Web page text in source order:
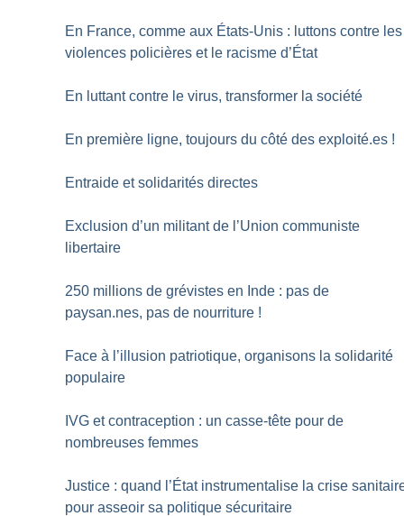
En France, comme aux États-Unis : luttons contre les
violences policières et le racisme d’État
En luttant contre le virus, transformer la société
En première ligne, toujours du côté des exploité.es !
Entraide et solidarités directes
Exclusion d’un militant de l’Union communiste
libertaire
250 millions de grévistes en Inde : pas de
paysan.nes, pas de nourriture !
Face à l’illusion patriotique, organisons la solidarité
populaire
IVG et contraception : un casse-tête pour de
nombreuses femmes
Justice : quand l’État instrumentalise la crise
pour asseoir sa politique sécuritaire